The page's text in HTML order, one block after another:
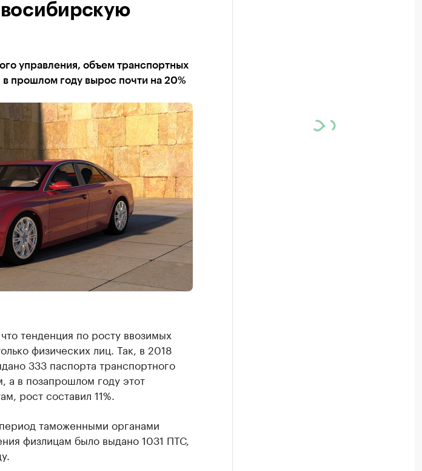
управления, объем транспортных
прошлом году вырос почти на 20%
тенденция по росту ввозимых
физических лиц. Так, в 2018
333 паспорта транспортного
а в позапрошлом году этот
рост составил 11%.
таможенными органами
физлицам было выдано 1031 ПТС,